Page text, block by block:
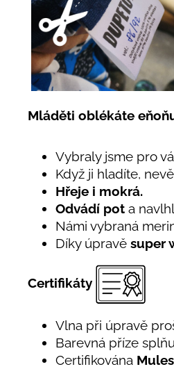
Mláděti oblékáte
Vybraly jsme pro
Když ji hladíte,
Hřeje i mokrá.
Odvádí pot a
Námi vybraná
Díky úpravě super
Certifikáty
Vlna při úpravě
Barevná příze
Certifikována